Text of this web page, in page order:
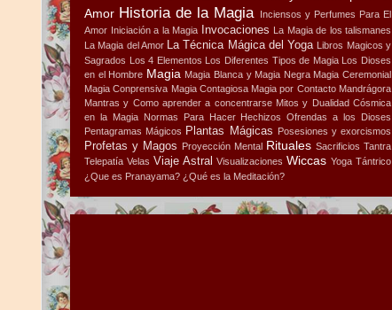
Amor Historia de la Magia
Inciensos y Perfumes Para El
Amor Iniciación a la Magia Invocaciones La Magia de los talismanes
La Magia del Amor La Técnica Mágica del Yoga Libros Magicos y
Sagrados Los 4 Elementos Los Diferentes Tipos de Magia Los Dioses
en el Hombre Magia Magia Blanca y Magia Negra Magia Ceremonial
Magia Conprensiva Magia Contagiosa Magia por Contacto Mandrágora
Mantras y Como aprender a concentrarse Mitos y Dualidad Cósmica
en la Magia Normas Para Hacer Hechizos
Ofrendas a los Dioses
Pentagramas Mágicos Plantas Mágicas Posesiones y exorcismos
Profetas y Magos Proyección Mental Rituales Sacrificios Tantra
Telepatía Velas Viaje Astral Visualizaciones Wiccas Yoga Tántrico
¿Que es Pranayama? ¿Qué es la Meditación?